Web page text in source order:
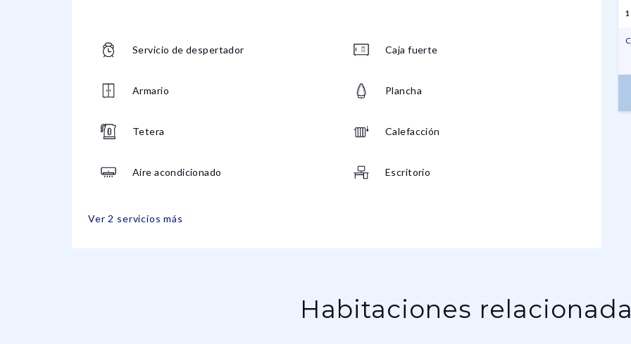
Servicio de despertador
Armario
Tetera
Aire acondicionado
Caja fuerte
Plancha
Calefacción
Escritorio
Ver 2 servicios más
Habitaciones